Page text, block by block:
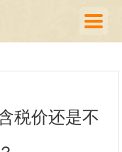
税价还是不